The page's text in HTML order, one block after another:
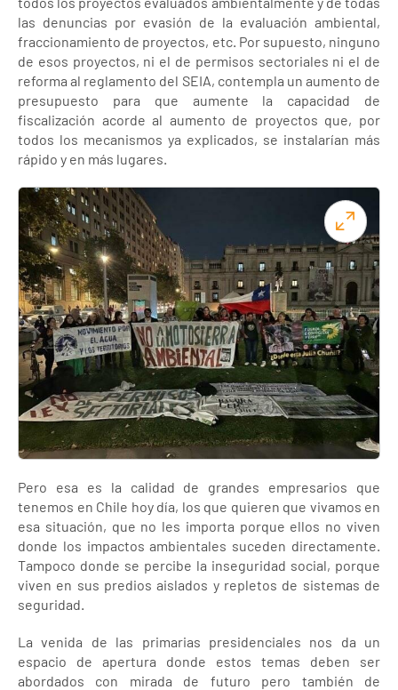
las denuncias por evasión de la evaluación ambiental,
fraccionamiento de proyectos, etc. Por supuesto, ninguno
de esos proyectos, ni el de permisos sectoriales ni el de
reforma al reglamento del SEIA, contempla un aumento de
presupuesto para que aumente la capacidad de
fiscalización acorde al aumento de proyectos que, por
todos los mecanismos ya explicados, se instalarían más
rápido y en más lugares.
Pero esa es la calidad de grandes empresarios que
tenemos en Chile hoy día, los que quieren que vivamos en
esa situación, que no les importa porque ellos no viven
donde los impactos ambientales suceden directamente.
Tampoco donde se percibe la inseguridad social, porque
viven en sus predios aislados y repletos de sistemas de
seguridad.
La venida de las primarias presidenciales nos da un
espacio de apertura donde estos temas deben ser
abordados con mirada de futuro pero también de